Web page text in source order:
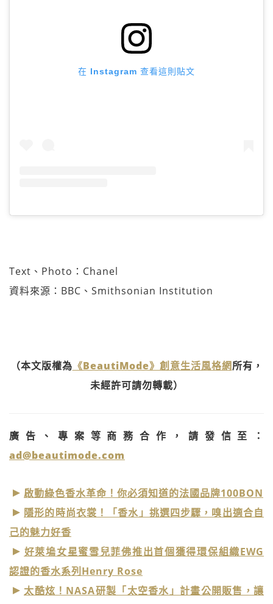
在 Instagram 查看這則貼文
Text、Photo：Chanel
資料來源：BBC、Smithsonian Institution
（本文版權為 《BeautiMode》創意生活風格網所有，
未經許可請勿轉載）
廣告、專案等商務合作，請發信至：
ad@beautimode.com
啟動綠色香水革命！你必須知道的法國品牌100BON
隱形的時尚衣裳！「香水」挑選四步驟，嗅出適合自
己的魅力好香
好萊塢女星蜜雪兒菲佛推出首個獲得環保組織EWG
認證的香水系列Henry Rose
太酷炫！NASA研製「太空香水」計畫公開販售，讓